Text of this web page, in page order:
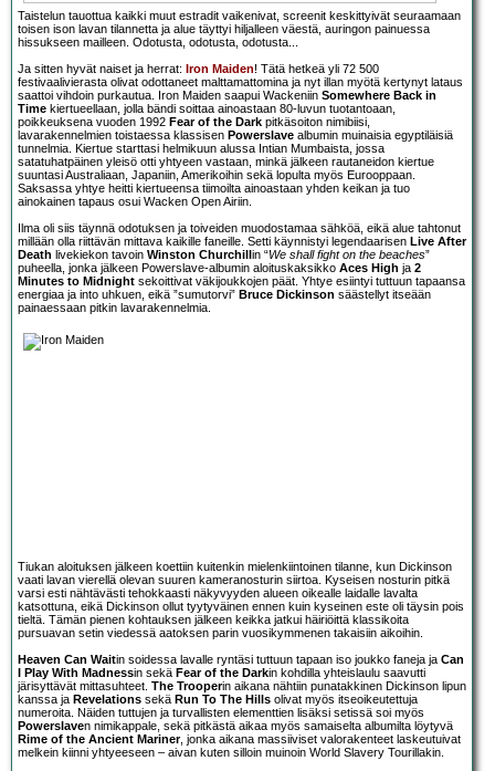
Taistelun tauottua kaikki muut estradit vaikenivat, screenit keskittyivät seuraamaan
toisen ison lavan tilannetta ja alue täyttyi hiljalleen väestä, auringon painuessa
hissukseen mailleen. Odotusta, odotusta, odotusta...
Ja sitten hyvät naiset ja herrat: Iron Maiden! Tätä hetkeä yli 72 500
festivaalivierasta olivat odottaneet malttamattomina ja nyt illan myötä kertynyt lataus
saattoi vihdoin purkautua. Iron Maiden saapui Wackeniin Somewhere Back in
Time kiertueellaan, jolla bändi soittaa ainoastaan 80-luvun tuotantoaan,
poikkeuksena vuoden 1992 Fear of the Dark pitkäsoiton nimibiisi,
lavarakennelmien toistaessa klassisen Powerslave albumin muinaisia egyptiläisiä
tunnelmia. Kiertue starttasi helmikuun alussa Intian Mumbaista, jossa
satatuhatpäinen yleisö otti yhtyeen vastaan, minkä jälkeen rautaneidon kiertue
suuntasi Australiaan, Japaniin, Amerikoihin sekä lopulta myös Eurooppaan.
Saksassa yhtye heitti kiertueensa tiimoilta ainoastaan yhden keikan ja tuo
ainokainen tapaus osui Wacken Open Airiin.
Ilma oli siis täynnä odotuksen ja toiveiden muodostamaa sähköä, eikä alue tahtonut
millään olla riittävän mittava kaikille faneille. Setti käynnistyi legendaarisen Live After
Death livekiekon tavoin Winston Churchill in “We shall fight on the beaches”
puheella, jonka jälkeen Powerslave-albumin aloituskaksikko Aces High ja 2
Minutes to Midnight sekoittivat väkijoukkojen päät. Yhtye esiintyi tuttuun tapaansa
energiaa ja into uhkuen, eikä ”sumutorvi” Bruce Dickinson säästellyt itseään
painaessaan pitkin lavarakennelmia.
Tiukan aloituksen jälkeen koettiin kuitenkin mielenkiintoinen tilanne, kun Dickinson
vaati lavan vierellä olevan suuren kameranosturin siirtoa. Kyseisen nosturin pitkä
varsi esti nähtävästi tehokkaasti näkyvyyden alueen oikealle laidalle lavalta
katsottuna, eikä Dickinson ollut tyytyväinen ennen kuin kyseinen este oli täysin pois
tieltä. Tämän pienen kohtauksen jälkeen keikka jatkui häiriöittä klassikoita
pursuavan setin viedessä aatoksen parin vuosikymmenen takaisiin aikoihin.
Heaven Can Waitin soidessa lavalle ryntäsi tuttuun tapaan iso joukko faneja ja Can
I Play With Madnessin sekä Fear of the Darkin kohdilla yhteislaulu saavutti
järisyttävät mittasuhteet. The Trooperin aikana nähtiin punatakkinen Dickinson lipun
kanssa ja Revelations sekä Run To The Hills olivat myös itseoikeutettuja
numeroita. Näiden tuttujen ja turvallisten elementtien lisäksi setissä soi myös
Powerslaven nimikappale, sekä pitkästä aikaa myös samaiselta albumilta löytyvä
Rime of the Ancient Mariner, jonka aikana massiiviset valorakenteet laskeutuivat
melkein kiinni yhtyeeseen – aivan kuten silloin muinoin World Slavery Tourillakin.